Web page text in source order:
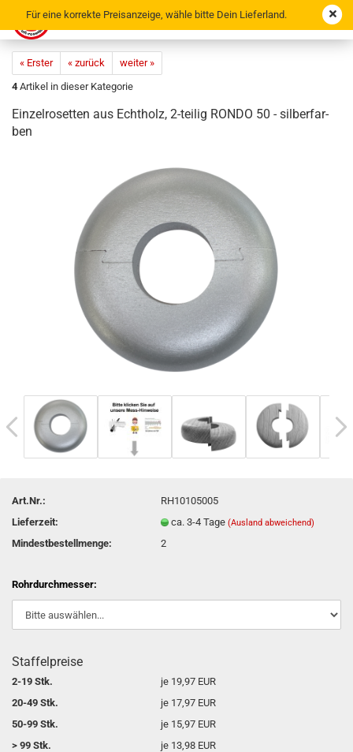
Für eine korrekte Preisanzeige, wähle bitte Dein Lieferland.
« Erster « zurück
weiter »
4 Artikel in dieser Kategorie
Ein­zel­ro­set­ten aus Echt­holz, 2-​teilig RONDO 50 - sil­ber­far­
ben
Art.Nr.:
RH10105005
Lieferzeit:
ca. 3-4 Tage(Ausland abweichend)
Mindestbestellmenge: 2
Rohrdurchmesser:
Staffelpreise
2-19 Stk.
je 19,97 EUR
20-49 Stk.
je 17,97 EUR
50-99 Stk.
je 15,97 EUR
> 99 Stk.
je 13,98 EUR